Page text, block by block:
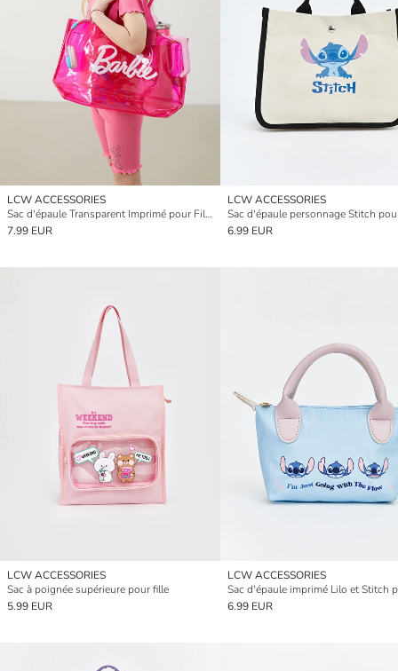
LCW ACCESSORIES
Sac d'épaule Transparent Imprimé pour Filles Barbie
7.99 EUR
LCW ACCESSORIES
Sac d'épaule personnage Stitch
6.99 EUR
LCW ACCESSORIES
Sac à poignée supérieure pour fille
5.99 EUR
LCW ACCESSORIES
6.99 EUR